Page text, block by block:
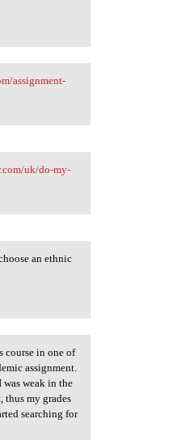
assignment-
uk/do-my-
an ethnic
course in one of
assignment.
was weak in the
thus my grades
searching for